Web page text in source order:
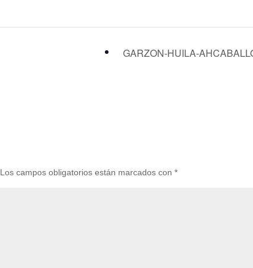
GARZON-HUILA-
Los campos obligatorios están marcados con*